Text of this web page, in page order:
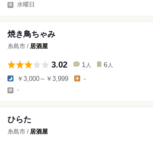
水曜日
焼き鳥ちゃみ
糸島市 / 居酒屋
3.02 1 人 6 人
￥3,000～￥3,999 -
-
ひらた
糸島市 / 居酒屋